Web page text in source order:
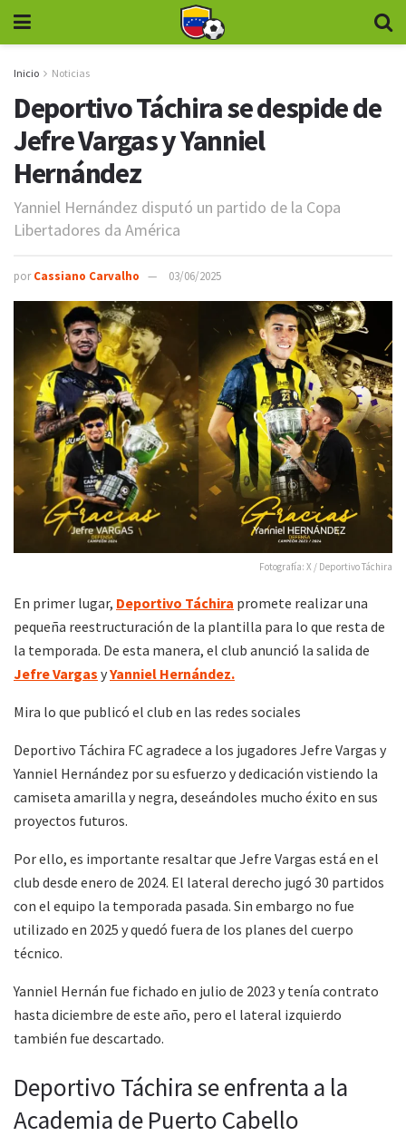
Inicio Noticias
Deportivo Táchira se despide de
Jefre Vargas y Yanniel
Hernández
Yanniel Hernández disputó un partido de la Copa
Libertadores da América
por Cassiano Carvalho 03/06/2025
Fotografía: X / Deportivo Táchira
En primer lugar, Deportivo Táchira promete realizar una
pequeña reestructuración de la plantilla para lo que resta de
la temporada. De esta manera, el club anunció la salida de
Jefre Vargas yYanniel Hernández.
Mira lo que publicó el club en las redes sociales
Deportivo Táchira FC agradece a los jugadores Jefre Vargas y
Yanniel Hernández por su esfuerzo y dedicación vistiendo la
camiseta amarilla y negra, deseándoles mucho éxito en sus
proyectos futuros.
Por ello, es importante resaltar que Jefre Vargas está en el
club desde enero de 2024. El lateral derecho jugó 30 partidos
con el equipo la temporada pasada. Sin embargo no fue
utilizado en 2025 y quedó fuera de los planes del cuerpo
técnico.
Yanniel Hernán fue fichado en julio de 2023 y tenía contrato
hasta diciembre de este año, pero el lateral izquierdo
también fue descartado.
Deportivo Táchira se enfrenta a la
Academia de Puerto Cabello